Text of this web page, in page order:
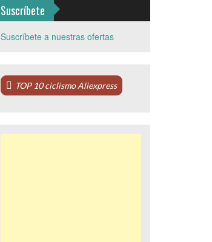
Suscríbete
Suscríbete a nuestras ofertas
TOP 10 ciclismo Aliexpress